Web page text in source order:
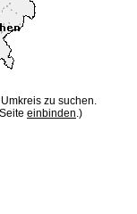
zu suchen.
einbinden.)